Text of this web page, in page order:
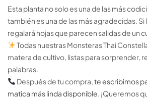
Esta planta no solo es una de las más
también es una de las más agradecidas. Si
regalará hojas que parecen salidas de un
Todas nuestras Monsteras Thai
matera de cultivo, listas para sorprender,
palabras.
Después de tu compra, te escribimos
matica más linda disponible . ¡Queremos